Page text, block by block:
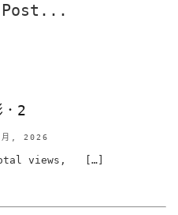
Post...
2
, 2026
views, […]